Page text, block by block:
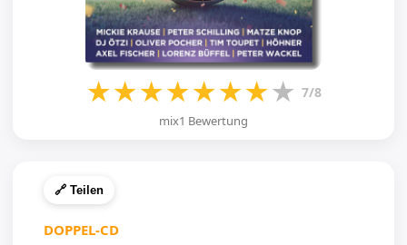
★★★★★★★★ 7/8
mix1 Bewertung
🔗 Teilen
DOPPEL-CD